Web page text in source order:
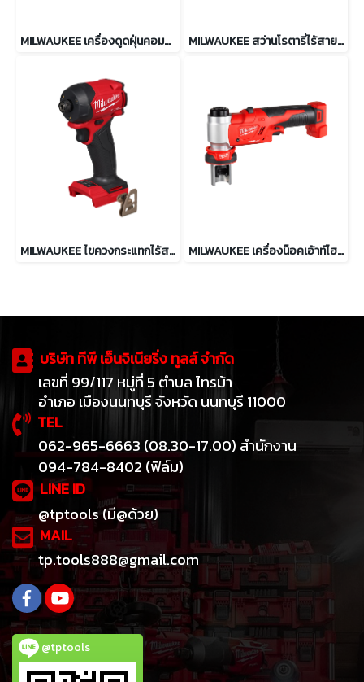
MILWAUKEE เครื่องดูดฝุ่นคอมแพ็ค 750 มล. รุ่น M18 BLCV2-0 MILWAUKEE สว่านโรตารี่ไร้สาย 45 มม. SDS MAX รุ่น M18 FHACO745-0
MILWAUKEE ไขควงกระแทกไร้สาย ไฮดรอลิค 18V รุ่น M18 FQID2-0 MILWAUKEE เครื่องน็อคเอ้าท์ไฮดรอลิค 6 ตัน รุ่น M18 HKP-0C
บริษัท ทีพี เอ็นจิเนียริ่ง ทูลส์ จำกัด
เลขที่ 99/117 หมู่ที่ 5 ตำบล ไทรม้า
อำเภอ เมืองนนทบุรี จังหวัด นนทบุรี 11000
TEL
062-965-6663 (08.30-17.00) สำนักงาน
094-784-8402 (ฟิล์ม)
LINE ID
@tptools (มี@ด้วย)
MAIL
tp.tools888@gmail.com
@tptools